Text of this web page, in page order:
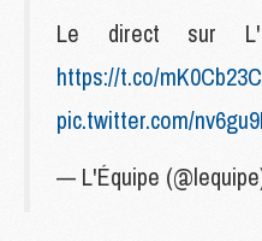
Le direct sur
https://t.co/
pic.twitter.com/
— L'Équipe